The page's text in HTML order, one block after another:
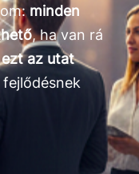
minden
, ha van rá
ezt az utat